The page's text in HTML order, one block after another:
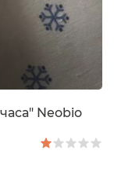
Neobio